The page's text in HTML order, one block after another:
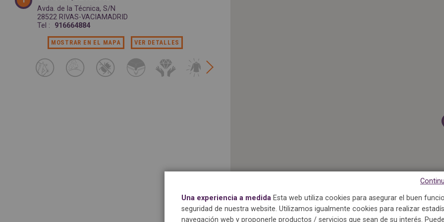
Avda. de la Técnica, S/N
28522 RIVAS-VACIAMADRID
Tel :
916664884
MOSTRAR EN EL MAPA VER DETALLES
Una experiencia a medida Esta web utiliza cookies para asegurar el buen
seguridad de nuestra website. Utilizamos igualmente cookies para realizar
navegación web y proponerle productos / servicios que sean de su interés.